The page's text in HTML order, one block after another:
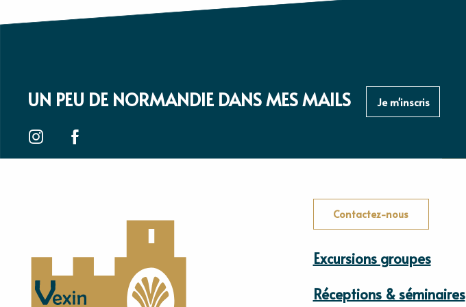
UN PEU DE NORMANDIE DANS MES MAILS Je m'inscris
Contactez-nous
Excursions groupes
Réceptions & séminaires